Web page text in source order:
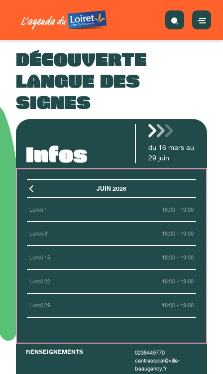
DÉCOUVERTE
LANGUE DES
SIGNES
Infos du 16 mars au
29 juin
JUIN 2026
Lundi 1 18:00 - 19:00
Lundi 8 18:00 - 19:00
Lundi 15 18:00 - 19:00
Lundi 22 18:00 - 19:00
Lundi 29 18:00 - 19:00
RENSEIGNEMENTS
0238449770
centresocial@ville-
beaugency.fr